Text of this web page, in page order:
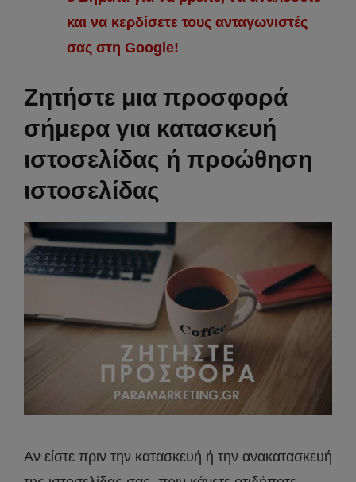
και να κερδίσετε τους ανταγωνιστές
σας στη Google!
Ζητήστε μια προσφορά
σήμερα για κατασκευή
ιστοσελίδας ή προώθηση
ιστοσελίδας
Αν είστε πριν την κατασκευή ή την ανακατασκευή